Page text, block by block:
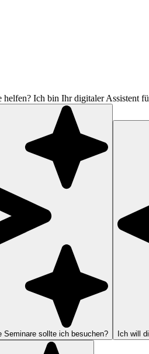
Ich bin Ihr digitaler Assistent
Seminare sollte ich besuchen? Ich will